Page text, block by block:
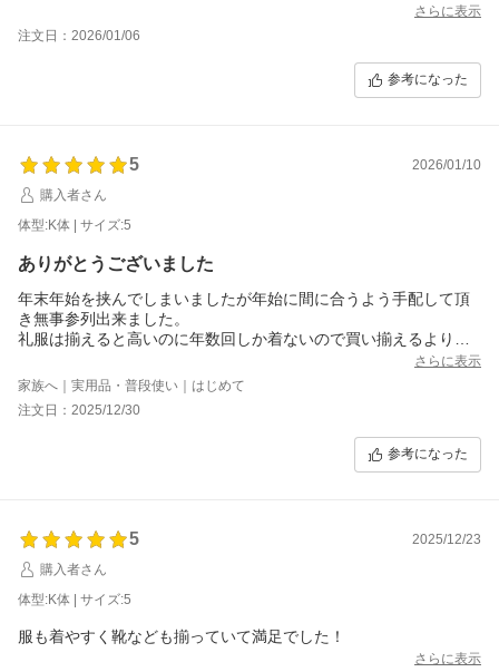
さらに表示
注文日：2026/01/06
参考になった
5
2026/01/10
購入者さん
体型:K体 | サイズ:5
ありがとうございました
年末年始を挟んでしまいましたが年始に間に合うよう手配して頂
き無事参列出来ました。
礼服は揃えると高いのに年数回しか着ないので買い揃えるよりレ
ンタルの方がサイズ変化などにも対応出来ていいのかもしれない
と思っております
さらに表示
家族へ｜実用品・普段使い｜はじめて
注文日：2025/12/30
参考になった
5
2025/12/23
購入者さん
体型:K体 | サイズ:5
服も着やすく靴なども揃っていて満足でした！
さらに表示